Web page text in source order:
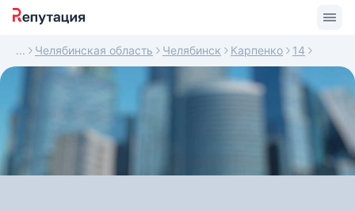
Челябинская область Челябинск Карпенко 14